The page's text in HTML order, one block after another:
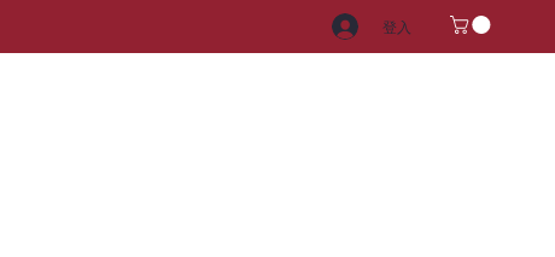
登入